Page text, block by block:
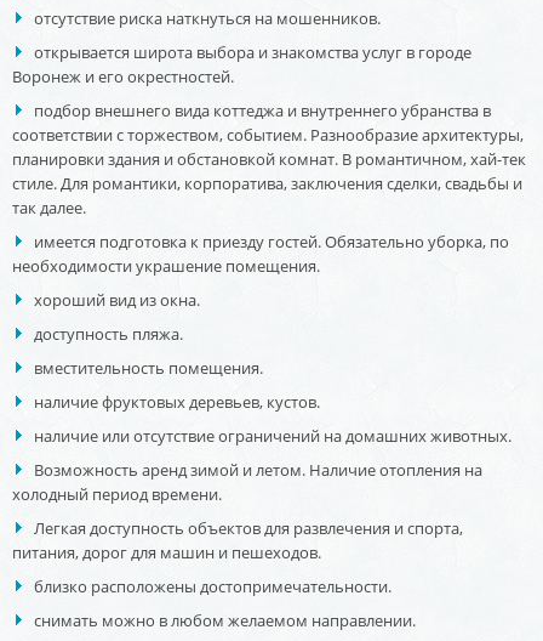
отсутствие риска наткнуться на мошенников.
открывается широта выбора и знакомства услуг в городе
Воронеж и его окрестностей.
подбор внешнего вида коттеджа и внутреннего убранства в
соответствии с торжеством, событием. Разнообразие архитектуры,
планировки здания и обстановкой комнат. В романтичном, хай-тек
стиле. Для романтики, корпоратива, заключения сделки, свадьбы и
так далее.
имеется подготовка к приезду гостей. Обязательно уборка, по
необходимости украшение помещения.
хороший вид из окна.
доступность пляжа.
вместительность помещения.
наличие фруктовых деревьев, кустов.
наличие или отсутствие ограничений на домашних животных.
Возможность аренд зимой и летом. Наличие отопления на
холодный период времени.
Легкая доступность объектов для развлечения и спорта,
питания, дорог для машин и пешеходов.
близко расположены достопримечательности.
снимать можно в любом желаемом направлении.